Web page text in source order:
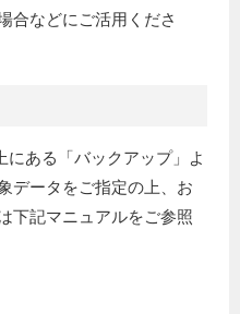
合などにご活用くださ
ある「バックアップ」よ
データをご指定の上、お
下記マニュアルをご参照